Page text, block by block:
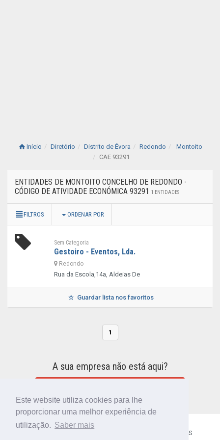
Este website utiliza cookies para lhe
proporcionar uma melhor experiência de
utilização. Saber mais
Início Diretório Distrito de Évora Redondo
Montoito
CAE 93291
ENTIDADES DE MONTOITO CONCELHO DE REDONDO -
CÓDIGO DE ATIVIDADE ECONÓMICA 93291 1 ENTIDADES
FILTROS ORDENAR POR
Sem Categoria
Gestoiro - Eventos, Lda.
Redondo
Rua da Escola,14a, Aldeias De
Guardar lista nos favoritos
1
A sua empresa não está aqui?
TERMOS E CONDIÇÕES